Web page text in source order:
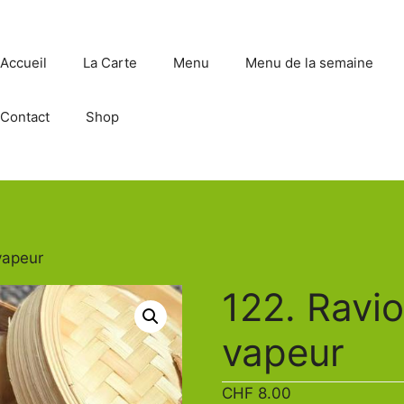
Accueil La Carte Menu Menu de la semaine
Contact Shop
122.
vapeur
CHF 8.00